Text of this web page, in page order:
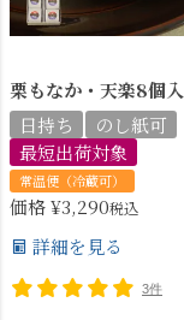
栗もなか・天楽8個入
日持ち
のし紙可
最短出荷対象
常温便（冷蔵可）
価格¥3,290税込
詳細を見る
3件